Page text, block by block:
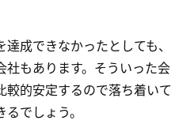
成できなかったとしても、
社もあります。そういった会
較的安定するので落ち着いて
でしょう。